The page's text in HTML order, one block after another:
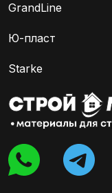
GrandLine
Ю-пласт
Starke